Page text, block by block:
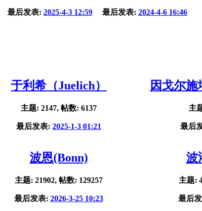
最后发表: 2025-4-3 12:59 最后发表: 2024-4-6 16:46
于利希（Juelich）
主题: 2147, 帖数: 6137
最后发表: 2025-1-3 01:21
因戈尔施
主
最后
波恩(Bonn)
主题: 21902, 帖数: 129257
最后发表: 2026-3-25 10:23
波
主题:
最后